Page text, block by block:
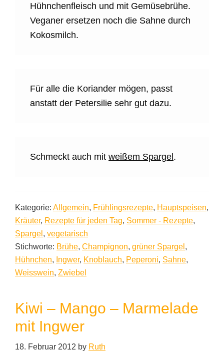
Hühnchenfleisch und mit Gemüsebrühe.
Veganer ersetzen noch die Sahne durch
Kokosmilch.
Für alle die Koriander mögen, passt
anstatt der Petersilie sehr gut dazu.
Schmeckt auch mit weißem Spargel.
Kategorie: Allgemein, Frühlingsrezepte, Hauptspeisen,
Kräuter, Rezepte für jeden Tag, Sommer - Rezepte,
Spargel , vegetarisch
Stichworte: Brühe, Champignon, grüner Spargel ,
Hühnchen, Ingwer, Knoblauch, Peperoni, Sahne,
Weisswein, Zwiebel
Kiwi – Mango – Marmelade
mit Ingwer
18. Februar 2012 by Ruth